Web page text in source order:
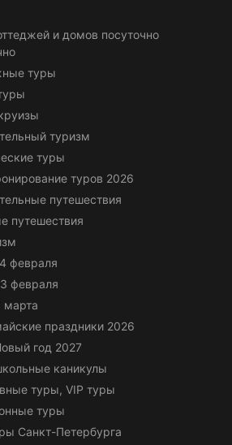
и домов посуточно
туры
туризм
туры
туров 2026
путешествия
путешествия
февраля
февраля
марта
праздники 2026
год 2027
каникулы
туры, VIP туры
туры
Санкт-Петербурга